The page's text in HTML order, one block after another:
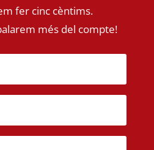
fer cinc cèntims.
més del compte!